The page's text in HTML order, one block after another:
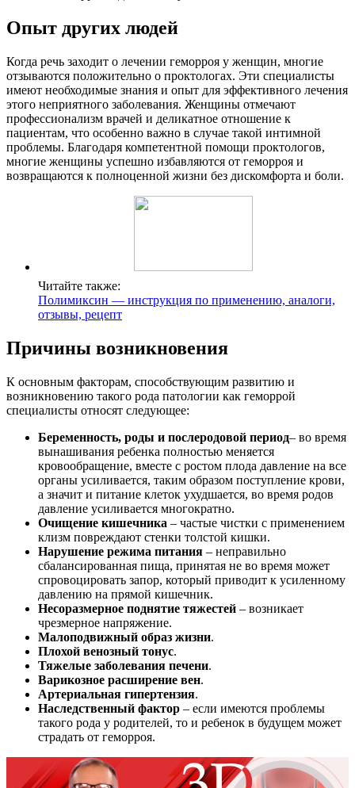
Опыт других людей
Когда речь заходит о лечении геморроя у женщин, многие
отзываются положительно о проктологах. Эти специалисты
имеют необходимые знания и опыт для эффективного лечения
этого неприятного заболевания. Женщины отмечают
профессионализм врачей и деликатное отношение к
пациентам, что особенно важно в случае такой интимной
проблемы. Благодаря компетентной помощи проктологов,
многие женщины успешно избавляются от геморроя и
возвращаются к полноценной жизни без дискомфорта и боли.
Читайте также:
Полимиксин — инструкция по применению, аналоги,
отзывы, рецепт
Причины возникновения
К основным факторам, способствующим развитию и
возникновению такого рода патологии как геморрой
специалисты относят следующее:
Беременность, роды и послеродовой период– во время
вынашивания ребенка полностью меняется
кровообращение, вместе с ростом плода давление на все
органы усиливается, таким образом поступление крови,
а значит и питание клеток ухудшается, во время родов
давление усиливается многократно.
Очищение кишечника – частые чистки с применением
клизм повреждают стенки толстой кишки.
Нарушение режима питания – неправильно
сбалансированная пища, принятая не во время может
спровоцировать запор, который приводит к усиленному
давлению на прямой кишечник.
Несоразмерное поднятие тяжестей – возникает
чрезмерное напряжение.
Малоподвижный образ жизни.
Плохой венозный тонус.
Тяжелые заболевания печени.
Варикозное расширение вен.
Артериальная гипертензия.
Наследственный фактор – если имеются проблемы
такого рода у родителей, то и ребенок в будущем может
страдать от геморроя.